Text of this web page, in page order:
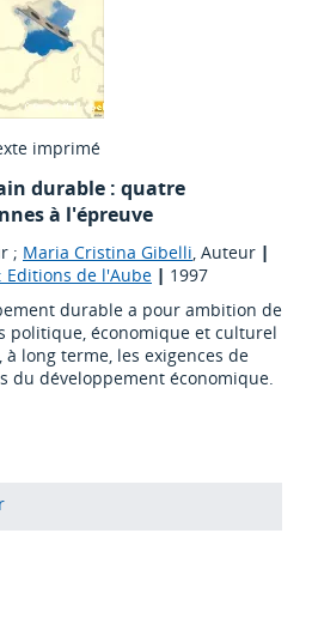
imprimé
durable : quatre
à l'épreuve
; Maria Cristina Gibelli, Auteur |
Editions de l'Aube | 1997
durable a pour ambition de
politique, économique et culturel
long terme, les exigences de
du développement économique.